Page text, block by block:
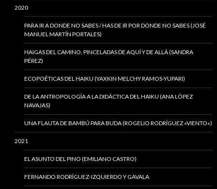
2020
PARA IR A DONDE NO SABES / HAS DE IR POR DONDE NO SABES (JOSÉ
MANUEL MARTÍN PORTALES)
HAIGAS DEL CAMINO, PINCELADAS DE AQUÍ Y DE ALLÁ (SANDRA
PÉREZ)
ECOPOÉTICAS DEL HAIKU (YAXKIN MELCHY RAMOS-YUPARI)
DE LA ANTROPOLOGÍA A LA DIDÁCTICA DEL HAIKU (ANA LÓPEZ
NAVAJAS)
UNA FLAUTA DE BAMBÚ PARA BUDA (ROGELIO RODRÍGUEZ «VIENTO»)
2021
EL ASUNTO DEL PINO (EMILIANO CASTRO)
FERNANDO RODRÍGUEZ-IZQUIERDO Y GAVALA